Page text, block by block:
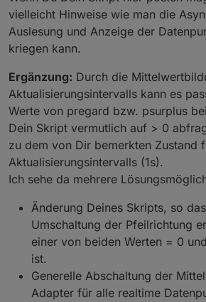
vielleicht Hinweise wie man die
Auslesung und Anzeige der
kriegen kann.
Ergänzung: Durch die
Aktualisierungsintervalls kann es
Werte von pregard bzw. psurplus
Dein Skript vermutlich auf > 0
zu dem von Dir bemerkten Zustand
Aktualisierungsintervalls (1s).
Ich sehe da mehrere
Änderung Deines Skripts, so
Umschaltung der Pfeilrichtung
einer von beiden Werten = 0
ist.
Generelle Abschaltung der
Adapter für alle realtime